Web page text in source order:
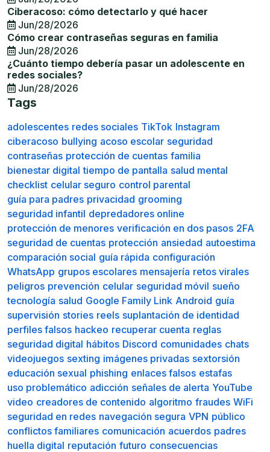
Ciberacoso: cómo detectarlo y qué hacer
Jun/28/2026
Cómo crear contraseñas seguras en familia
Jun/28/2026
¿Cuánto tiempo debería pasar un adolescente en
redes sociales?
Jun/28/2026
Tags
adolescentes redes sociales TikTok Instagram
ciberacoso bullying acoso escolar seguridad
contraseñas protección de cuentas familia
bienestar digital tiempo de pantalla salud mental
checklist celular seguro control parental
guía para padres privacidad grooming
seguridad infantil depredadores online
protección de menores verificación en dos pasos 2FA
seguridad de cuentas protección ansiedad autoestima
comparación social guía rápida configuración
WhatsApp grupos escolares mensajería retos virales
peligros prevención celular seguridad móvil sueño
tecnología salud Google Family Link Android guía
supervisión stories reels suplantación de identidad
perfiles falsos hackeo recuperar cuenta reglas
seguridad digital hábitos Discord comunidades chats
videojuegos sexting imágenes privadas sextorsión
educación sexual phishing enlaces falsos estafas
uso problemático adicción señales de alerta YouTube
video creadores de contenido algoritmo fraudes WiFi
seguridad en redes navegación segura VPN público
conflictos familiares comunicación acuerdos padres
huella digital reputación futuro consecuencias